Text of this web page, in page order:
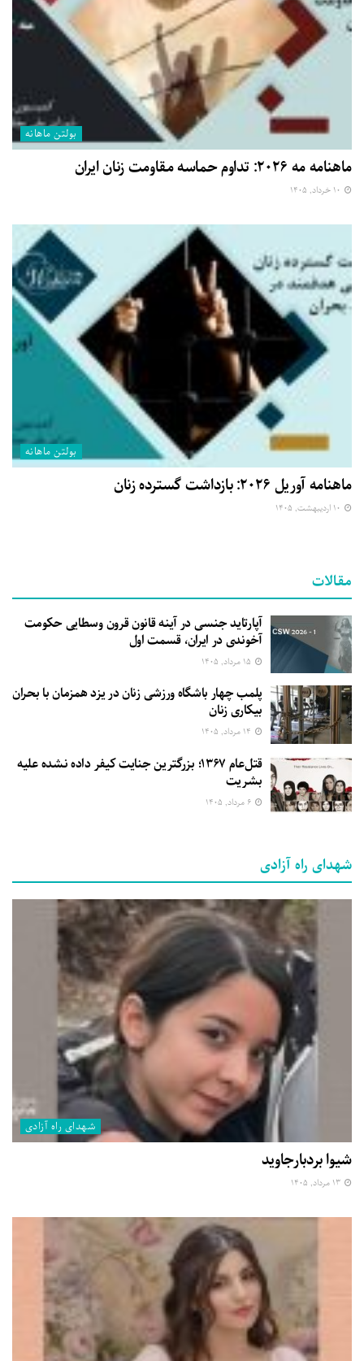
بولتن ماهانه
ماهنامه مه ۲۰۲۶: تداوم حماسه مقاومت زنان ایران
بولتن ماهانه
ماهنامه آوریل ۲۰۲۶: بازداشت گسترده زنان
مقالات
آپارتاید جنسی در آینه قانون قرون وسطایی حکومت
آخوندی در ایران، قسمت اول
پلمب چهار باشگاه ورزشی زنان در یزد همزمان با بحران
بیکاری زنان
قتل‌عام ۱۳۶۷؛ بزرگترین جنایت کیفر داده نشده علیه
بشریت
شهدای راه آزادی
شهدای راه آزادی
شیوا بردبارجاوید